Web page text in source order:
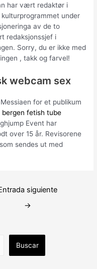
har vært redaktør i
under
av de to
redaksjonssjef i
Sorry, du er ikke med
, takk og farvel!
webcam sex
for et publikum
bergen fetish tube
Event har
over 15 år. Revisorene
sendes ut med
siguiente
→
Buscar